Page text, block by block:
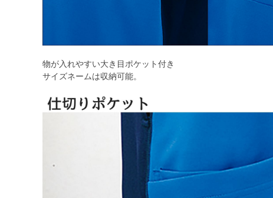
物が入れやすい大き目ポケット付き
サイズネームは収納可能。